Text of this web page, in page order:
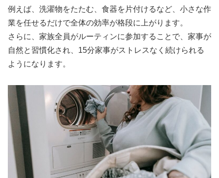
例えば、洗濯物をたたむ、食器を片付けるなど、小さな作
業を任せるだけで全体の効率が格段に上がります。
さらに、家族全員がルーティンに参加することで、家事が
自然と習慣化され、15分家事がストレスなく続けられる
ようになります。